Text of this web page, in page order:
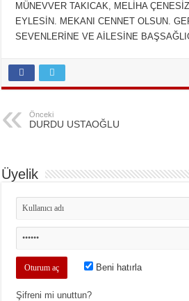
MÜNEVVER TAKICAK, MELİHA
EYLESİN. MEKANI CENNET OLSUN.
SEVENLERİNE VE AİLESİNE
Önceki
DURDU USTAOĞLU
Üyelik
Beni hatırla
Şifreni mi unuttun?